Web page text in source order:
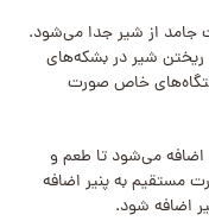
جامد از شیر جدا می‌شود.
شیر در بشکه‌های
خاص صورت
اضافه می‌شود تا طعم و
مستقیم به پنیر اضافه
اضافه شود.